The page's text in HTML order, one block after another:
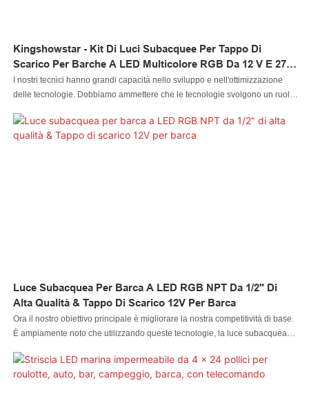
Kingshowstar - Kit Di Luci Subacquee Per Tappo Di
Scarico Per Barche A LED Multicolore RGB Da 12 V E 27
W Per Immersioni, Pesca E Luce Marina A LED
I nostri tecnici hanno grandi capacità nello sviluppo e nell'ottimizzazione
delle tecnologie. Dobbiamo ammettere che le tecnologie svolgono un ruolo
subacquea con tappo di scarico per barche a LED RGB multicolore da 12 V
e 27 W. Viene utilizzato principalmente nel campo dei sistemi di
Luce Subacquea Per Barca A LED RGB NPT Da 1/2" Di
Alta Qualità & Tappo Di Scarico 12V Per Barca
Ora il nostro obiettivo principale è migliorare la nostra competitività di base.
È ampiamente noto che utilizzando queste tecnologie, la luce subacquea
12 V per barche può essere garantita. È prodotto per essere utilizzato nel
campo delle luci per piscine